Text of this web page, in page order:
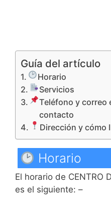
Guía del artículo
Horario
Servicios
Teléfono y correo
contacto
Dirección y cómo
Horario
El horario de CENTRO
es el siguiente: –